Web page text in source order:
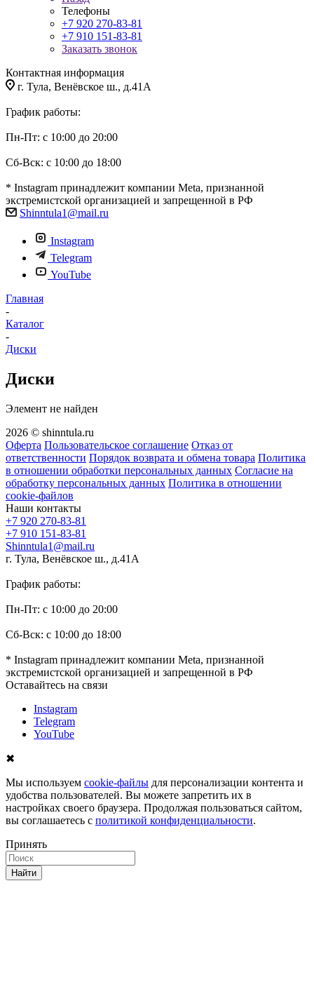
Телефоны
+7 920 270-83-81
+7 910 151-83-81
Заказать звонок
Контактная информация
г. Тула, Венёвское ш., д.41А
График работы:
Пн-Пт: с 10:00 до 20:00
Сб-Вск: с 10:00 до 18:00
* Instagram принадлежит компании Meta, признанной
экстремистской организацией и запрещенной в РФ
Shinntula1@mail.ru
Instagram
Telegram
YouTube
Главная
-
Каталог
-
Диски
Диски
Элемент не найден
2026 © shinntula.ru
Оферта Пользовательское соглашение Отказ от
ответственности Порядок возврата и обмена товара Политика
в отношении обработки персональных данных Согласие на
обработку персональных данных Политика в отношении
cookie-файлов
Наши контакты
+7 920 270-83-81
+7 910 151-83-81
Shinntula1@mail.ru
г. Тула, Венёвское ш., д.41А
График работы:
Пн-Пт: с 10:00 до 20:00
Сб-Вск: с 10:00 до 18:00
* Instagram принадлежит компании Meta, признанной
экстремистской организацией и запрещенной в РФ
Оставайтесь на связи
Instagram
Telegram
YouTube
✖
Мы используем cookie-файлы для персонализации контента и
удобства пользователей. Вы можете запретить их в
настройках своего браузера. Продолжая пользоваться сайтом,
вы соглашаетесь с политикой конфиденциальности.
Принять
Найти